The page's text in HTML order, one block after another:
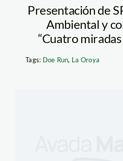
Presentación de
Ambiental y
“Cuatro
Tags: Doe Run, La Oroya